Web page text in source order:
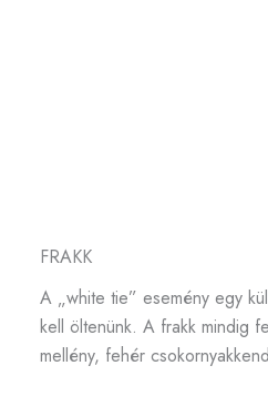
FRAKK
A „white tie” esemény egy
kell öltenünk. A frakk mindig
mellény, fehér